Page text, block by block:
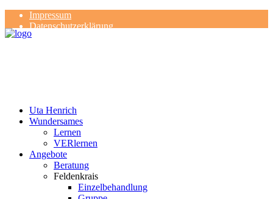
Impressum
Datenschutzerklärung
Kontakt
Uta Henrich
Wundersames
Lernen
VERlernen
Angebote
Beratung
Feldenkrais
Einzelbehandlung